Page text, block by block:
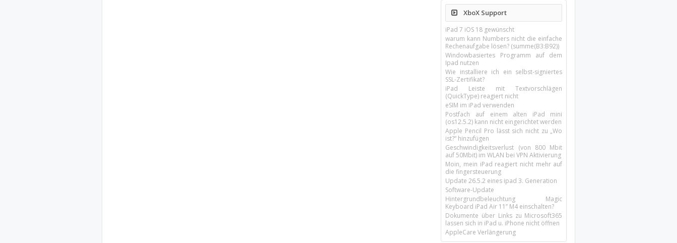
XboX Support
iPad 7 iOS 18 gewünscht
warum kann Numbers nicht die einfache
Rechenaufgabe lösen? (summe(B3:B92))
Windowbasiertes Programm auf dem
Ipad nutzen
Wie installiere ich ein selbst-signiertes
SSL-Zertifikat?
iPad Leiste mit Textvorschlägen
(QuickType) reagiert nicht
eSIM im iPad verwenden
Postfach auf einem alten iPad mini
(os12.5.2) kann nicht eingerichtet werden
Apple Pencil Pro lässt sich nicht zu „Wo
ist?“ hinzufügen
Geschwindigkeitsverlust (von 800 Mbit
auf 50Mbit) im WLAN bei VPN Aktivierung
Moin, mein iPad reagiert nicht mehr auf
die fingersteuerung
Update 26.5.2 eines ipad 3. Generation
Software-Update
Hintergrundbeleuchtung Magic
Keyboard iPad Air 11’’ M4 einschalten?
Dokumente über Links zu Microsoft365
lassen sich in iPad u. iPhone nicht öffnen
AppleCare Verlängerung